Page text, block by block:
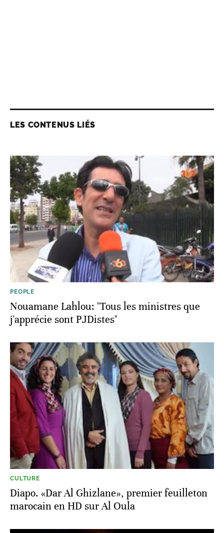
LES CONTENUS LIÉS
PEOPLE
Nouamane Lahlou: "Tous les ministres que
j'apprécie sont PJDistes"
CULTURE
Diapo. «Dar Al Ghizlane», premier feuilleton
marocain en HD sur Al Oula